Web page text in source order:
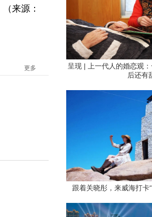
来源：
更多
呈现 | 上一代人的婚恋观
后还有
跟着关晓彤，来威海打卡